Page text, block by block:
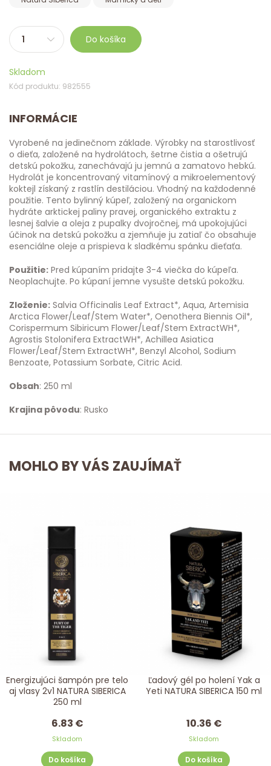
Do košíka
Skladom
Kód produktu: 982555
INFORMÁCIE
Vyrobené na jedinečnom základe. Výrobky na starostlivosť
o dieťa, založené na hydrolátoch, šetrne čistia a ošetrujú
detskú pokožku, zanechávajú ju jemnú a zamatovo hebkú.
Hydrolát je koncentrovaný vitamínový a mikroelementový
koktejl získaný z rastlín destiláciou. Vhodný na každodenné
použitie. Tento bylinný kúpeľ, založený na organickom
hydráte arktickej paliny pravej, organického extraktu z
lesnej šalvie a oleja z pupalky dvojročnej, má upokojujúci
účinok na detskú pokožku a zjemňuje ju zatiaľ čo obsahuje
esenciálne oleje a prispieva k sladkému spánku dieťaťa.
Použitie: Pred kúpaním pridajte 3-4 viečka do kúpeľa.
Neoplachujte. Po kúpaní jemne vysušte detskú pokožku.
Zloženie: Salvia Officinalis Leaf Extract*, Aqua, Artemisia
Arctica Flower/Leaf/Stem Water*, Oenothera Biennis Oil*,
Corispermum Sibiricum Flower/Leaf/Stem ExtractWH*,
Agrostis Stolonifera ExtractWH*, Achillea Asiatica
Flower/Leaf/Stem ExtractWH*, Benzyl Alcohol, Sodium
Benzoate, Potassium Sorbate, Citric Acid.
Obsah: 250 ml
Krajina pôvodu: Rusko
MOHLO BY VÁS ZAUJÍMAŤ
Energizujúci šampón pre telo
aj vlasy 2v1 NATURA SIBERICA
250 ml
6.83 €
Skladom
Do košíka
Ľadový gél po holení Yak a
Yeti NATURA SIBERICA 150 ml
10.36 €
Skladom
Do košíka